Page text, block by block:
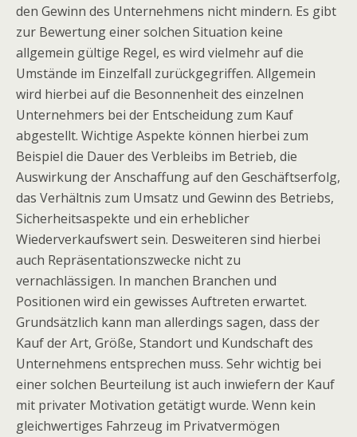
den Gewinn des Unternehmens nicht mindern. Es gibt
zur Bewertung einer solchen Situation keine
allgemein gültige Regel, es wird vielmehr auf die
Umstände im Einzelfall zurückgegriffen. Allgemein
wird hierbei auf die Besonnenheit des einzelnen
Unternehmers bei der Entscheidung zum Kauf
abgestellt. Wichtige Aspekte können hierbei zum
Beispiel die Dauer des Verbleibs im Betrieb, die
Auswirkung der Anschaffung auf den Geschäftserfolg,
das Verhältnis zum Umsatz und Gewinn des Betriebs,
Sicherheitsaspekte und ein erheblicher
Wiederverkaufswert sein. Desweiteren sind hierbei
auch Repräsentationszwecke nicht zu
vernachlässigen. In manchen Branchen und
Positionen wird ein gewisses Auftreten erwartet.
Grundsätzlich kann man allerdings sagen, dass der
Kauf der Art, Größe, Standort und Kundschaft des
Unternehmens entsprechen muss. Sehr wichtig bei
einer solchen Beurteilung ist auch inwiefern der Kauf
mit privater Motivation getätigt wurde. Wenn kein
gleichwertiges Fahrzeug im Privatvermögen